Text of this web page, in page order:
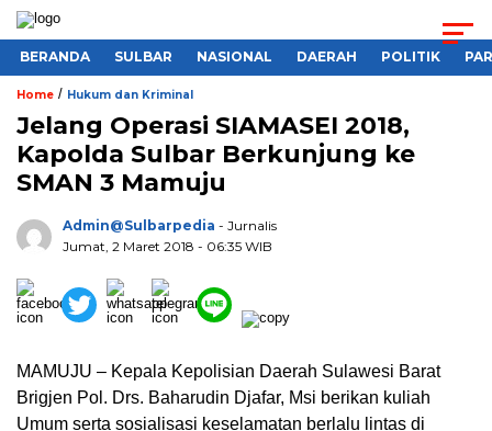
BERANDA SULBAR NASIONAL DAERAH POLITIK
Home / Hukum dan Kriminal
Jelang Operasi SIAMASEI 2018,
Kapolda Sulbar Berkunjung ke
SMAN 3 Mamuju
Admin@sulbarpedia - Jurnalis
Jumat, 2 Maret 2018 - 06:35 WIB
MAMUJU – Kepala Kepolisian Daerah Sulawesi Barat
Brigjen Pol. Drs. Baharudin Djafar, Msi berikan kuliah
Umum serta sosialisasi keselamatan berlalu lintas di